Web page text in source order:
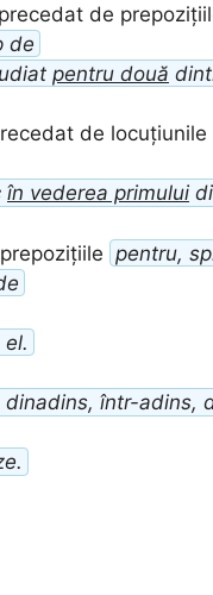
de
de
pentru două
de locuțiunile
în vederea primului
pentru,
dinadins, într-adins,